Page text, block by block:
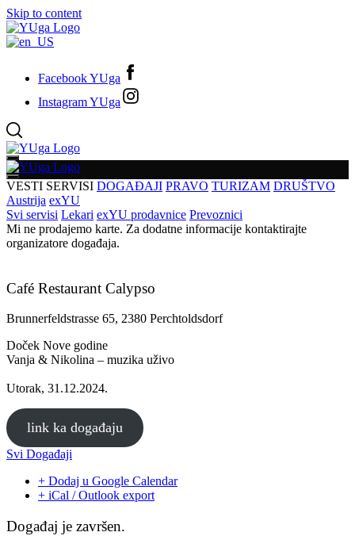
Skip to content
Facebook YUga
Instagram YUga
VESTI SERVISI DOGAĐAJI PRAVO TURIZAM DRUŠTVO
Austrija exYU
Svi servisi Lekari exYU prodavnice Prevoznici
Mi ne prodajemo karte. Za dodatne informacije kontaktirajte
organizatore događaja.
Café Restaurant Calypso
Brunnerfeldstrasse 65, 2380 Perchtoldsdorf
Doček Nove godine
Vanja & Nikolina – muzika uživo
Utorak, 31.12.2024.
link ka događaju
Svi Događaji
+ Dodaj u Google Calendar
+ iCal / Outlook export
Događaj je završen.